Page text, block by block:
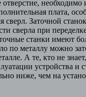
плата,
сверл. Заточной
сверла при
станки имеют
по металлу можно
А те, кто не
устройства
ниже, чем на